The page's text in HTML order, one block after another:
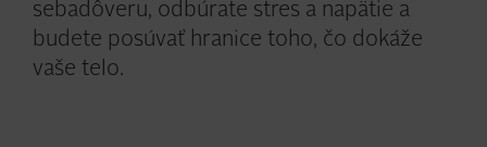
sebadôveru, odbúrate stres a napätie a
budete posúvať hranice toho, čo dokáže
vaše telo.